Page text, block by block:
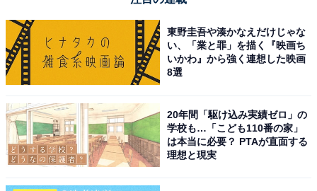
東野圭吾や湊かなえだけじゃな
い、「業と罪」を描く『映画ち
いかわ』から強く連想した映画
8選
20年間「駆け込み実績ゼロ」の
学校も…「こども110番の家」
は本当に必要？ PTAが直面する
理想と現実